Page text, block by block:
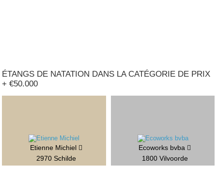
ÉTANGS DE NATATION DANS LA CATÉGORIE DE PRIX
+ €50.000
Etienne Michiel
2970 Schilde
Ecoworks bvba
1800 Vilvoorde